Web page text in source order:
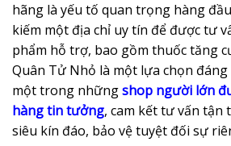
hãng là yếu tố quan trọng hàng
kiếm một địa chỉ uy tín để được tư
phẩm hỗ trợ, bao gồm thuốc tăng
Quân Tử Nhỏ là một lựa chọn đáng
một trong nhữngshop người lớn
hàng tin tưởng, cam kết tư vấn tận
siêu kín đáo, bảo vệ tuyệt đối sự